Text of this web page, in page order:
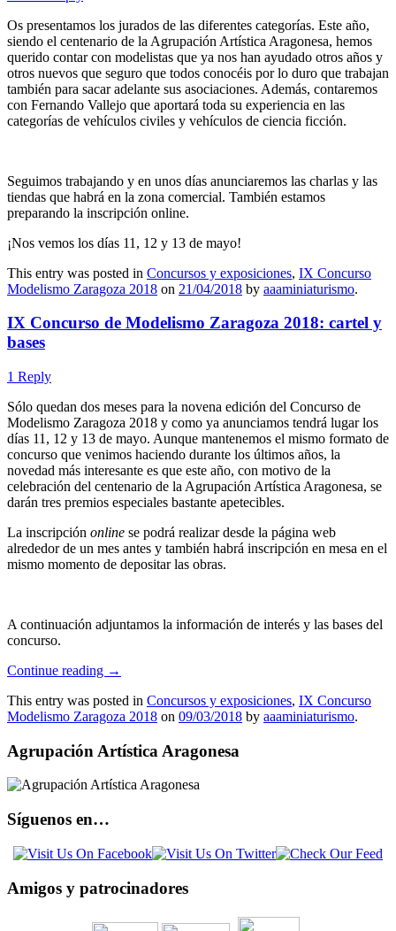
Os presentamos los jurados de las diferentes categorías. Este año,
siendo el centenario de la Agrupación Artística Aragonesa, hemos
querido contar con modelistas que ya nos han ayudado otros años y
otros nuevos que seguro que todos conocéis por lo duro que trabajan
también para sacar adelante sus asociaciones. Además, contaremos
con Fernando Vallejo que aportará toda su experiencia en las
categorías de vehículos civiles y vehículos de ciencia ficción.
Seguimos trabajando y en unos días anunciaremos las charlas y las
tiendas que habrá en la zona comercial. También estamos
preparando la inscripción online.
¡Nos vemos los días 11, 12 y 13 de mayo!
This entry was posted in Concursos y exposiciones, IX Concurso
Modelismo Zaragoza 2018 on 21/04/2018 by aaaminiaturismo.
IX Concurso de Modelismo Zaragoza 2018: cartel y
bases
1 Reply
Sólo quedan dos meses para la novena edición del Concurso de
Modelismo Zaragoza 2018 y como ya anunciamos tendrá lugar los
días 11, 12 y 13 de mayo. Aunque mantenemos el mismo formato de
concurso que venimos haciendo durante los últimos años, la
novedad más interesante es que este año, con motivo de la
celebración del centenario de la Agrupación Artística Aragonesa, se
darán tres premios especiales bastante apetecibles.
La inscripción online se podrá realizar desde la página web
alrededor de un mes antes y también habrá inscripción en mesa en el
mismo momento de depositar las obras.
A continuación adjuntamos la información de interés y las bases del
concurso.
Continue reading →
This entry was posted in Concursos y exposiciones, IX Concurso
Modelismo Zaragoza 2018 on 09/03/2018 by aaaminiaturismo.
Agrupación Artística Aragonesa
Síguenos en…
Amigos y patrocinadores